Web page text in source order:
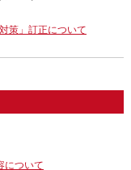
策」訂正について
について